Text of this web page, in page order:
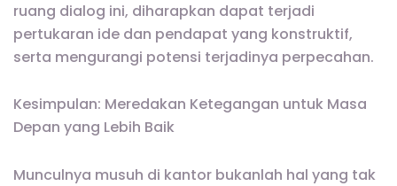
ruang dialog ini, diharapkan dapat terjadi
pertukaran ide dan pendapat yang konstruktif,
serta mengurangi potensi terjadinya perpecahan.
Kesimpulan: Meredakan Ketegangan untuk Masa
Depan yang Lebih Baik
Munculnya musuh di kantor bukanlah hal yang tak